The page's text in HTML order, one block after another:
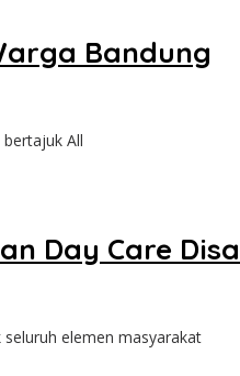
Bandung
All
Day Care
seluruh elemen masyarakat